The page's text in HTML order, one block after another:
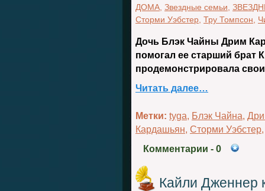
ДОМА Звездные семьи
Сторми Уэбстер Тру Томпсон
Дочь Блэк Чайны Дрим
помогал ее старший брат
продемонстрировала
Читать далее…
Метки: tyga, Блэк Чайна,
Кардашьян, Сторми Уэбстер
Комментарии - 0
Кайли Дженнер